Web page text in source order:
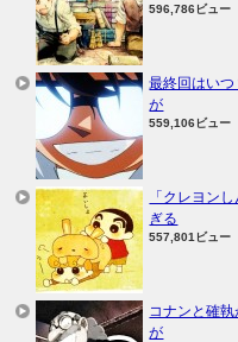
596,786ビュー
最終回はい
が
559,106ビュー
「クレヨン
ぎる
557,801ビュー
コナンと確
が